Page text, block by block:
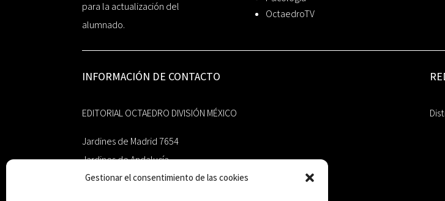
Gestionar el consentimiento de las cookies
para la actualización del
alumnado.
OctaedroTV
INFORMACIÓN DE CONTACTO
EDITORIAL OCTAEDRO DIVISIÓN MÉXICO
Jardines de Madrid 7654
Jardines de Andalucía
Guadalupe, Nuevo León